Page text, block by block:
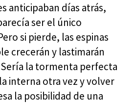
anticipaban días atrás,
ser el único
si pierde, las espinas
crecerán y lastimarán
la tormenta perfecta
interna otra vez y volver
la posibilidad de una